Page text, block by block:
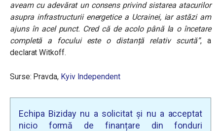
aveam cu adevărat un consens privind sistarea atacurilor
asupra infrastructurii energetice a Ucrainei, iar astăzi am
ajuns în acel punct. Cred că de acolo până la o încetare
completă a focului este o distanță relativ scurtă”, a
declarat Witkoff.
Surse: Pravda, Kyiv Independent
Echipa Biziday nu a solicitat și nu a acceptat
nicio formă de finanțare din fonduri